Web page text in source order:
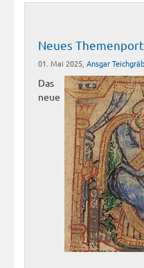
Neues
01. Mai 2025, Ansgar
Das
neue